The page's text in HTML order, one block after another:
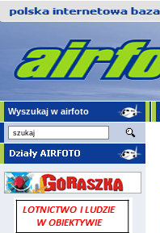
Wyszukaj w airfoto